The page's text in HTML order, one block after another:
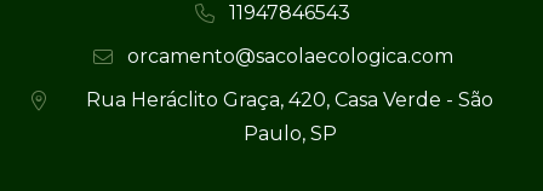
11947846543
orcamento@sacolaecologica.com
Rua Heráclito Graça, 420, Casa Verde - São
Paulo, SP